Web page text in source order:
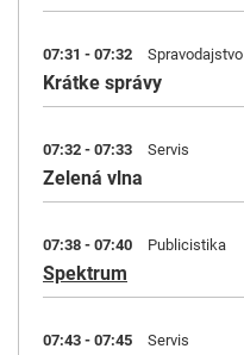
07:31 - 07:32 Spravodajstvo
Krátke správy
07:32 - 07:33 Servis
Zelená vlna
07:38 - 07:40 Publicistika
Spektrum
07:43 - 07:45 Servis